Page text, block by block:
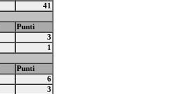
41
Punti
3
1
Punti
6
3